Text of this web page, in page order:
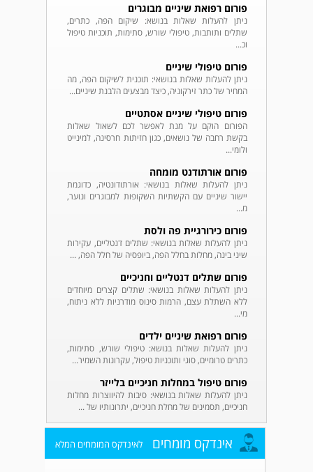
פורום רפואת שיניים מבוגרים
ניתן להעלות שאלות בנושא: שיקום הפה, כתרים,
שתלים ותותבות, טיפולי שורש, סתימות, תוכניות טיפול
וכ...
פורום טיפולי שיניים
ניתן להעלות שאלות בנושאי: תוכנית לשיקום הפה, מה
המחיר של כתר זירקוניה, כיצד מבצעים הלבנת שיניים...
פורום טיפולי שיניים אסתטיים
הפורום הוקם על מנת לאפשר לכם לשאול שאלות
בקשת רחבה של נושאים, כגון חזיתות חרסינה, למינייט
ולומי...
פורום אורתודנט מומחה
ניתן להעלות שאלות בנושאי: אורתודונטיה, כדוגמת
יישור שיניים עם הקשתיות השקופות למבוגרים ונוער,
מ...
פורום כירורגיית פה ולסת
ניתן להעלות שאלות בנושאי: שתלים דנטליים, עקירות
שיני בינה, מחלות בחלל הפה, ביופסיה של חלל הפה, ...
פורום שתלים דנטליים וחניכיים
ניתן להעלות שאלות בנושאי: שתלים קצרים מיוחדים
ללא השתלת עצם, הרמות סינוס מודרניות ללא ניתוח,
מי...
פורום רפואת שיניים ילדים
ניתן להעלות שאלות בנושא: טיפולי שורש, סתימות,
כתרים טרומיים, סוגי ותוכניות טיפול, עקרונות השמיר...
פורום טיפול במחלות חניכיים בלייזר
ניתן להעלות שאלות בנושאי: סיבות להיווצרות מחלות
חניכיים, תסמינים של מחלת חניכיים, יתרונותיו של ...
אינדקס מומחים לאינדקס המומחים המלא